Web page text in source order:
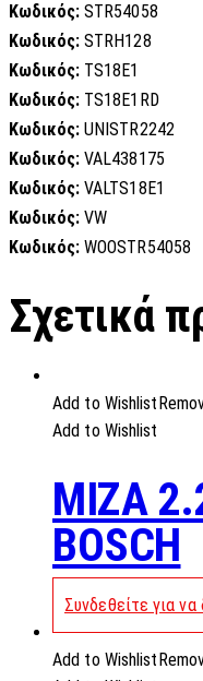
Κωδικός: STR54058
Κωδικός: STRH128
Κωδικός: TS18E1
Κωδικός: TS18E1RD
Κωδικός: UNISTR2242
Κωδικός: VAL438175
Κωδικός: VALTS18E1
Κωδικός: VW
Κωδικός: WOOSTR54058
Σχετικά
Add to Wishlist
Add to Wishlist
MIZA
BOSCH
Συνδεθείτε για να
Add to Wishlist